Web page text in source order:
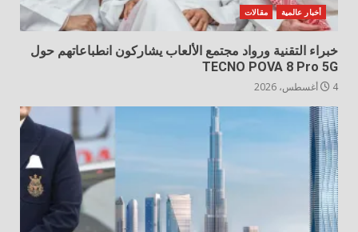
أخبار عالمية مقالات
خبراء التقنية ورواد مجتمع الألعاب يشاركون انطباعاتهم حول
TECNO POVA 8 Pro 5G
4 أغسطس، 2026